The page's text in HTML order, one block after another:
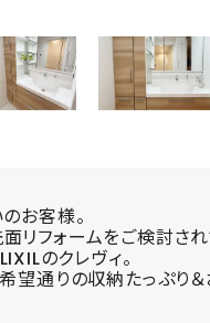
お客様。
フォームをご検討され
のクレヴィ。
望通りの収納たっぷり